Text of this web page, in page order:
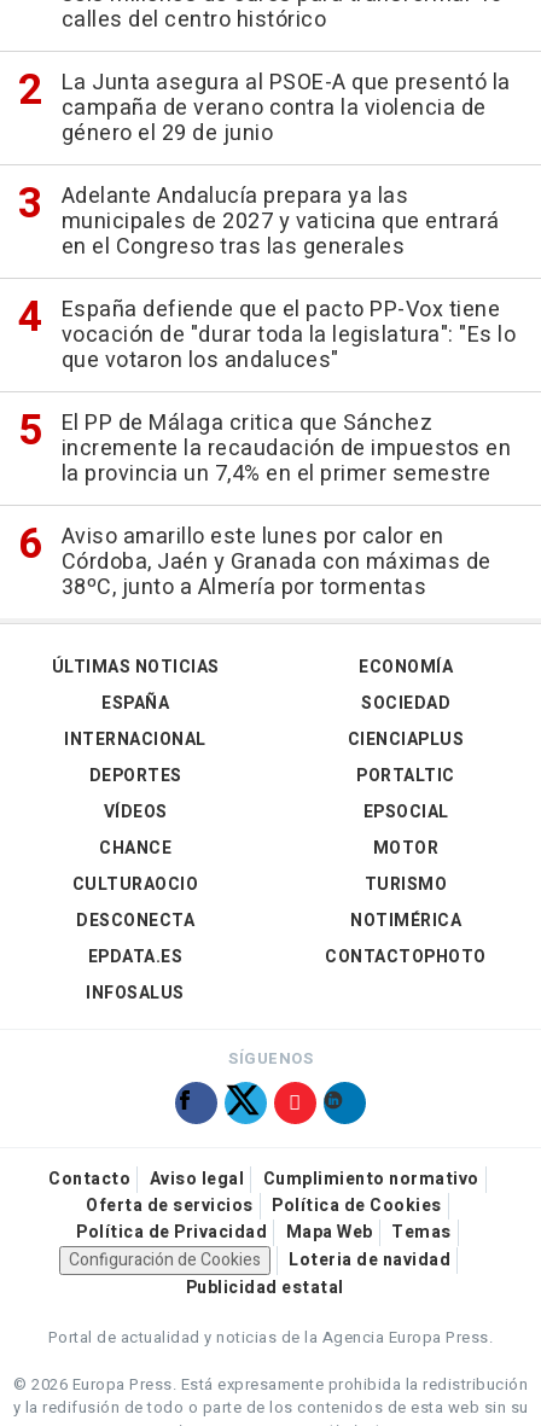
calles del centro histórico
La Junta asegura al PSOE-A que presentó la
campaña de verano contra la violencia de
género el 29 de junio
Adelante Andalucía prepara ya las
municipales de 2027 y vaticina que entrará
en el Congreso tras las generales
España defiende que el pacto PP-Vox tiene
vocación de "durar toda la legislatura": "Es lo
que votaron los andaluces"
El PP de Málaga critica que Sánchez
incremente la recaudación de impuestos en
la provincia un 7,4% en el primer semestre
Aviso amarillo este lunes por calor en
Córdoba, Jaén y Granada con máximas de
38ºC, junto a Almería por tormentas
ÚLTIMAS NOTICIAS
ESPAÑA
INTERNACIONAL
DEPORTES
VÍDEOS
ECONOMÍA
SOCIEDAD
CIENCIAPLUS
PORTALTIC
EPSOCIAL
CHANCE
CULTURAOCIO
DESCONECTA
EPDATA.ES
INFOSALUS
MOTOR
TURISMO
NOTIMÉRICA
CONTACTOPHOTO
SÍGUENOS
Contacto Aviso legal
Cumplimiento normativo
Oferta de servicios
Política de Cookies
Política de Privacidad
Mapa Web
Temas
Configuración de Cookies
Loteria de navidad
Publicidad estatal
Portal de actualidad y noticias de la Agencia Europa Press.
© 2026 Europa Press. Está expresamente prohibida la redistribución
y la redifusión de todo o parte de los contenidos de esta web sin su